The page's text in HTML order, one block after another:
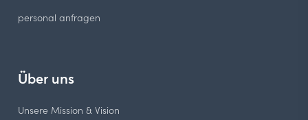
personal anfragen
Über uns
Unsere Mission & Vision